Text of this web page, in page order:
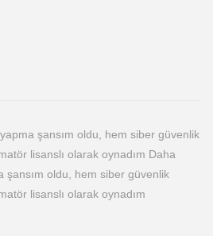
şansım oldu, hem siber güvenlik
lisanslı olarak oynadım Daha
şansım oldu, hem siber güvenlik
lisanslı olarak oynadım